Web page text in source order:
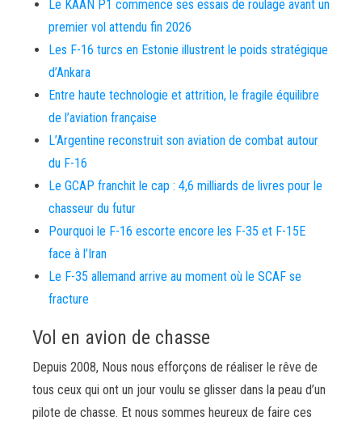
Le KAAN P1 commence ses essais de roulage avant un
premier vol attendu fin 2026
Les F-16 turcs en Estonie illustrent le poids stratégique
d’Ankara
Entre haute technologie et attrition, le fragile équilibre
de l’aviation française
L’Argentine reconstruit son aviation de combat autour
du F-16
Le GCAP franchit le cap : 4,6 milliards de livres pour le
chasseur du futur
Pourquoi le F-16 escorte encore les F-35 et F-15E
face à l’Iran
Le F-35 allemand arrive au moment où le SCAF se
fracture
Vol en avion de chasse
Depuis 2008, Nous nous efforçons de réaliser le rêve de
tous ceux qui ont un jour voulu se glisser dans la peau d’un
pilote de chasse. Et nous sommes heureux de faire ces